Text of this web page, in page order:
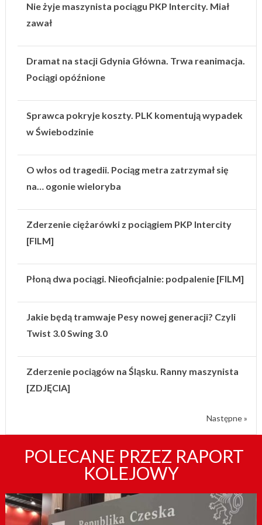
Nie żyje maszynista pociągu PKP Intercity. Miał
zawał
Dramat na stacji Gdynia Główna. Trwa reanimacja.
Pociągi opóźnione
Sprawca pokryje koszty. PLK komentują wypadek
w Świebodzinie
O włos od tragedii. Pociąg metra zatrzymał się
na… ogonie wieloryba
Zderzenie ciężarówki z pociągiem PKP Intercity
[FILM]
Płoną dwa pociągi. Nieoficjalnie: podpalenie [FILM]
Jakie będą tramwaje Pesy nowej generacji? Czyli
Twist 3.0 Swing 3.0
Zderzenie pociągów na Śląsku. Ranny maszynista
[ZDJĘCIA]
Następne »
POLECANE PRZEZ RAPORT
KOLEJOWY